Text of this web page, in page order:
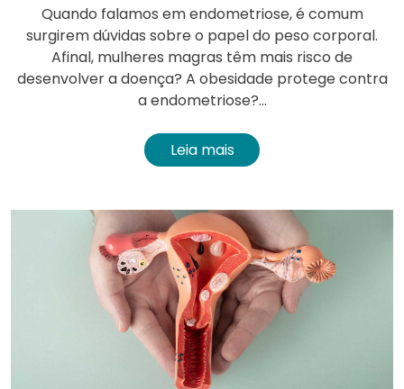
Quando falamos em endometriose, é comum
surgirem dúvidas sobre o papel do peso corporal.
Afinal, mulheres magras têm mais risco de
desenvolver a doença? A obesidade protege contra
a endometriose?...
Leia mais